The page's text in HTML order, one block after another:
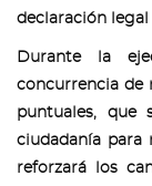
declaración legal
Durante la
concurrencia de
puntuales, que
ciudadanía para
reforzará los